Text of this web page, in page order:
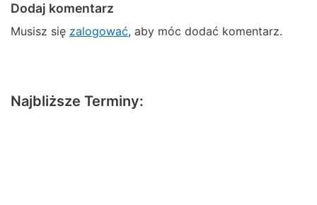
Dodaj komentarz
Musisz się zalogować, aby móc dodać komentarz.
Najbliższe Terminy: